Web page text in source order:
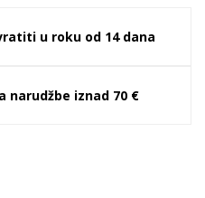
u roku od 14 dana
narudžbe iznad 70 €